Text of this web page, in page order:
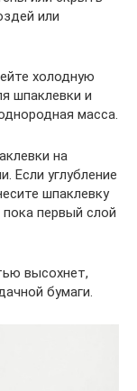
или
холодную
шпаклевки и
масса.
на
Если углубление
шпаклевку
первый слой
высохнет,
бумаги.